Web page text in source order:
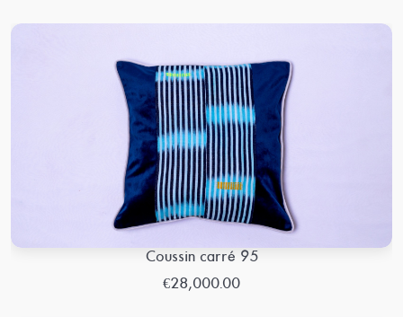
Coussin carré 95
€28,000.00